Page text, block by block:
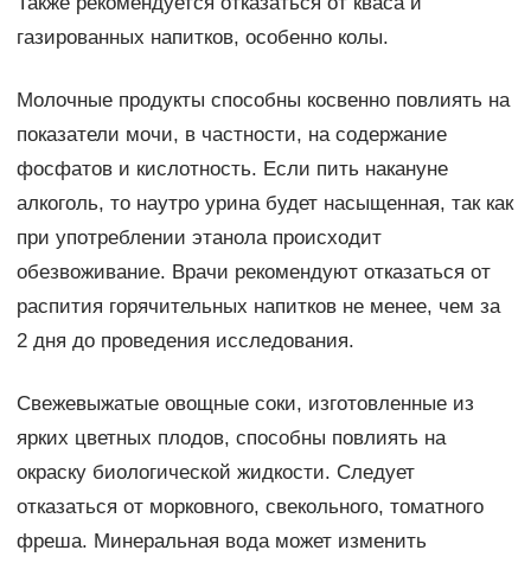
газированных напитков, особенно колы.
Молочные продукты способны косвенно повлиять на
показатели мочи, в частности, на содержание
фосфатов и кислотность. Если пить накануне
алкоголь, то наутро урина будет насыщенная, так как
при употреблении этанола происходит
обезвоживание. Врачи рекомендуют отказаться от
распития горячительных напитков не менее, чем за
2 дня до проведения исследования.
Свежевыжатые овощные соки, изготовленные из
ярких цветных плодов, способны повлиять на
окраску биологической жидкости. Следует
отказаться от морковного, свекольного, томатного
фреша. Минеральная вода может изменить